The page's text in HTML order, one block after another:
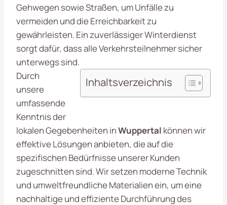
Gehwegen sowie Straßen, um Unfälle zu
vermeiden und die Erreichbarkeit zu
gewährleisten. Ein zuverlässiger Winterdienst
sorgt dafür, dass alle Verkehrsteilnehmer sicher
unterwegs sind.
Inhaltsverzeichnis
Durch
unsere
umfassende
Kenntnis der
lokalen Gegebenheiten inWuppertal können wir
effektive Lösungen anbieten, die auf die
spezifischen Bedürfnisse unserer Kunden
zugeschnitten sind. Wir setzen moderne Technik
und umweltfreundliche Materialien ein, um eine
nachhaltige und effiziente Durchführung des